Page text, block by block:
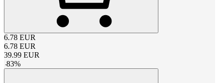
6.78 EUR
6.78 EUR
39.99 EUR
-83%